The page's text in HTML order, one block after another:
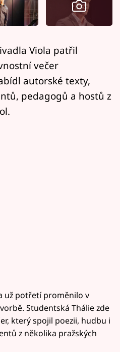
Viola patřil
večer
autorské texty,
pedagogů a hostů z
už potřetí proměnilo v
Studentská Thálie zde
který spojil poezii, hudbu i
z několika pražských